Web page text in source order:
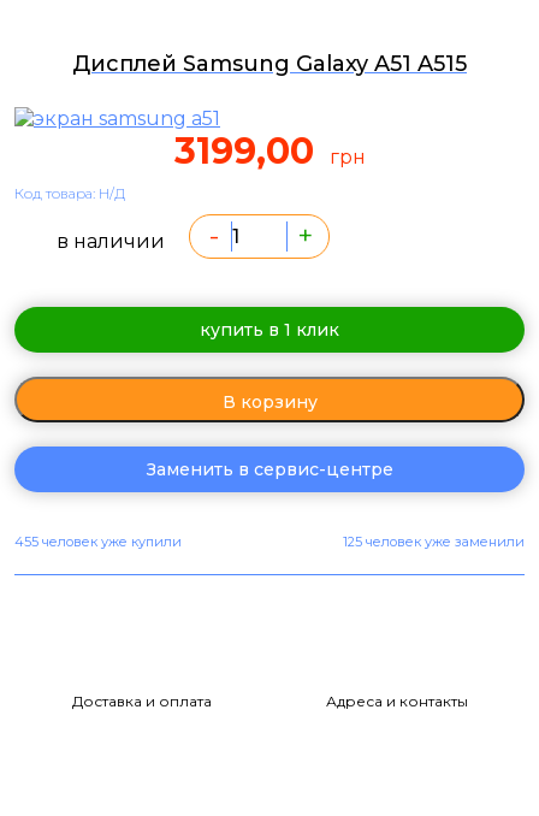
Дисплей Samsung Galaxy A51 A515
3199,00 грн
Код товара: Н/Д
в наличии - +
купить в 1 клик
В корзину
Заменить в сервис-центре
455 человек уже купили 125 человек уже заменили
Доставка и оплата Адреса и контакты